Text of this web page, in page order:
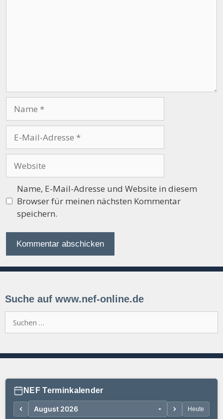
Mail-
Adresse
Name, E-Mail-Adresse und Website in diesem
Browser für meinen nächsten Kommentar
speichern.
Suche auf www.nef-online.de
nach:
NEF Terminkalender
Heute